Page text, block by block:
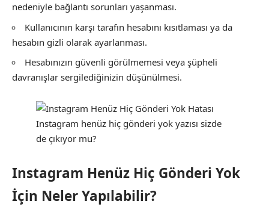
nedeniyle bağlantı sorunları yaşanması.
Kullanıcının karşı tarafın hesabını kısıtlaması ya da
hesabın gizli olarak ayarlanması.
Hesabınızın güvenli görülmemesi veya şüpheli
davranışlar sergilediğinizin düşünülmesi.
Instagram henüz hiç gönderi yok yazısı sizde
de çıkıyor mu?
Instagram Henüz Hiç Gönderi Yok
İçin Neler Yapılabilir?